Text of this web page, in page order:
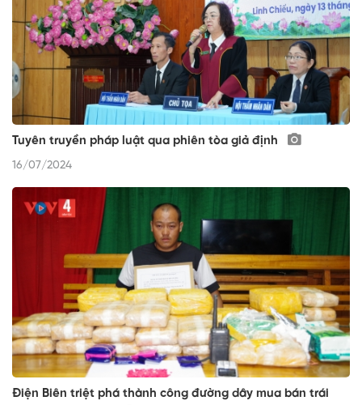
Tuyên truyền pháp luật qua phiên tòa giả định
16/07/2024
Điện Biên triệt phá thành công đường dây mua bán trái